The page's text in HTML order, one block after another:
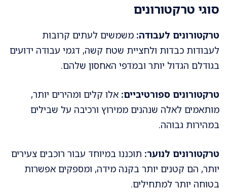
סוגי טרקטורונים
טרקטורונים לעבודה: משמשים לעתים קרובות
לעבודות כבדות ולחציית שטח קשה, דגמי עבודה ידועים
בגודלם הגדול יותר ובמדפי האחסון שלהם.
טרקטורונים ספורטיביים: אלו קלים ומהירים יותר,
מותאמים לאלה שנהנים ממירוץ ורכיבה על שבילים
במהירות גבוהה.
טרקטורונים לנוער: תוכננו במיוחד עבור רוכבים צעירים
יותר, הם קטנים יותר בקנה מידה, ומספקים אפשרות
בטוחה יותר למתחילים.